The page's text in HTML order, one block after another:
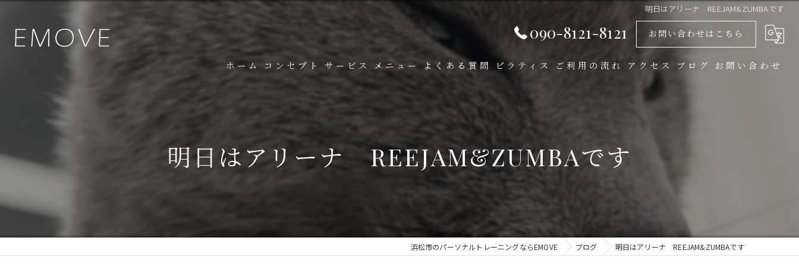
明日はアリーナ REEJAM&ZUMBAです
090-8121-8121 お問い合わせはこちら
ホーム コンセプト サービス メニュー よくある質問 ピラティス ご利用の流れ アクセス
EMOVE 西鹿島店
ブログ お問い合わせ
明日はアリーナ REEJAM&ZUMBAです
浜松市のパーソナルトレーニングならEMOVE ブログ 明日はアリーナ REEJAM&ZUMBAです